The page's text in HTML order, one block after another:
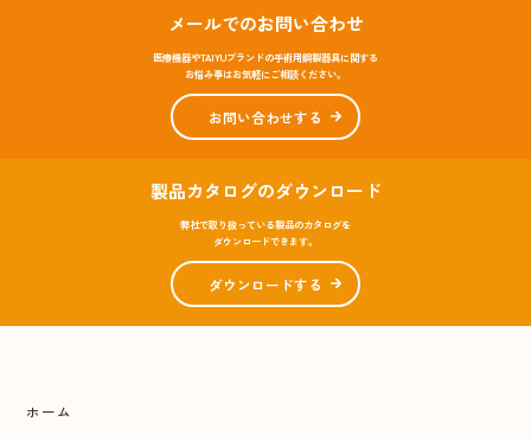
メールでのお問い合わせ
医療機器やTAIYUブランドの手術用鋼製器具に関する
お悩み事はお気軽にご相談ください。
お問い合わせする
製品カタログのダウンロード
弊社で取り扱っている製品のカタログを
ダウンロードできます。
ダウンロードする
ホーム